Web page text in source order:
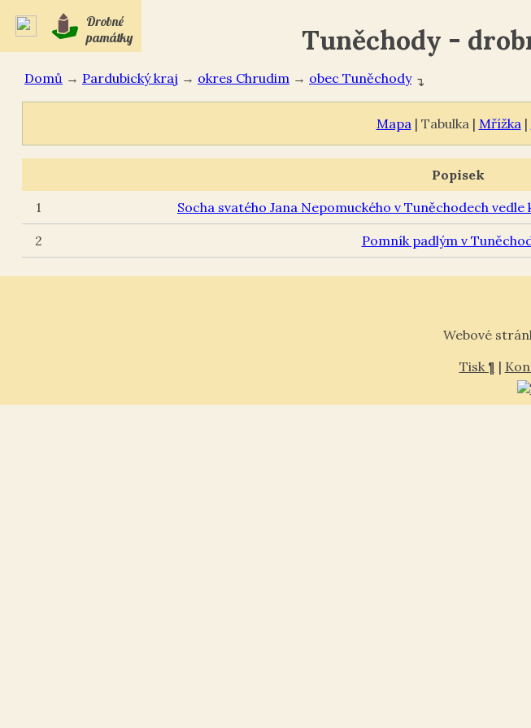
Drobné
památky
Tuněchody -
Domů → Pardubický kraj → okres Chrudim → Tuněchody ↴
Mapa | Tabulka | Mřížka |
Popisek
1
Socha svatého Jana Nepomuckého v Tuněchodech
2 Pomník padlým v
Webové
Tisk ¶ |